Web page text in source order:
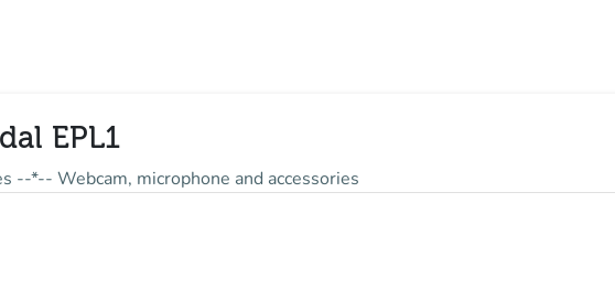
EPL1
--*-- Webcam, microphone and accessories